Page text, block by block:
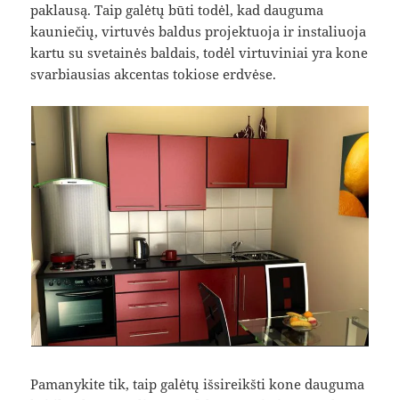
paklausą. Taip galėtų būti todėl, kad dauguma
kauniečių, virtuvės baldus projektuoja ir instaliuoja
kartu su svetainės baldais, todėl virtuviniai yra kone
svarbiausias akcentas tokiose erdvėse.
Pamanykite tik, taip galėtų išsireikšti kone dauguma